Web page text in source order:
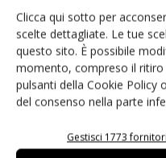
Clicca qui sotto per
scelte dettagliate. Le tue
questo sito. È possibile
momento, compreso il
pulsanti della Cookie Policy
del consenso nella parte
Gestisci 1773 fornitori
Andamento
2026